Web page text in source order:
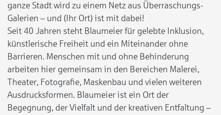
ganze Stadt wird zu einem Netz aus Überraschungs-
Galerien – und (Ihr Ort) ist mit dabei!
Seit 40 Jahren steht Blaumeier für gelebte Inklusion,
künstlerische Freiheit und ein Miteinander ohne
Barrieren. Menschen mit und ohne Behinderung
arbeiten hier gemeinsam in den Bereichen Malerei,
Theater, Fotografie, Maskenbau und vielen weiteren
Ausdrucksformen. Blaumeier ist ein Ort der
Begegnung, der Vielfalt und der kreativen Entfaltung –